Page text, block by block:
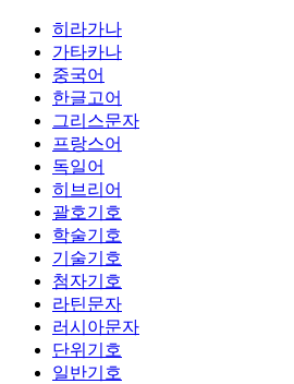
히라가나
가타카나
중국어
한글고어
그리스문자
프랑스어
독일어
히브리어
괄호기호
학술기호
기술기호
첨자기호
라틴문자
러시아문자
단위기호
일반기호